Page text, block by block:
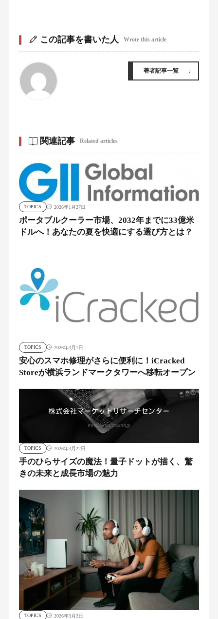
この記事を書いた人 Wrote this article
著者記事一覧
関連記事 Related articles
TOPICS 2026年1月27日
ポータブルクーラー市場、2032年までに33億米
ドルへ！あなたの夏を快適にする選び方とは？
TOPICS 2026年3月7日
安心のスマホ修理がさらに便利に！iCracked
Storeが横浜ランドマークタワーへ移転オープン
TOPICS 2026年3月22日
手のひらサイズの魔法！量子ドットが描く、驚
きの未来と成長市場の魅力
TOPICS 2026年3月2日